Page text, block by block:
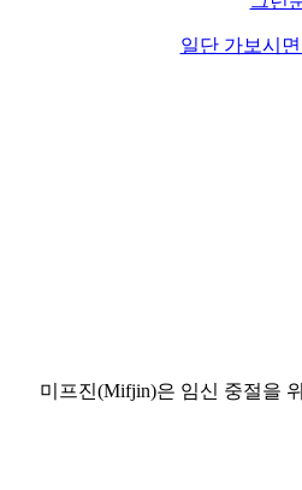
일단 가보시
미프진(Mifjin)은 임신 중절을